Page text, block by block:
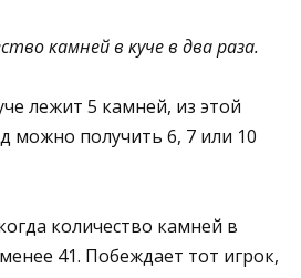
камней в куче в два раза.
лежит 5 камней, из этой
можно получить 6, 7 или 10
количество камней в
41. Побеждает тот игрок,